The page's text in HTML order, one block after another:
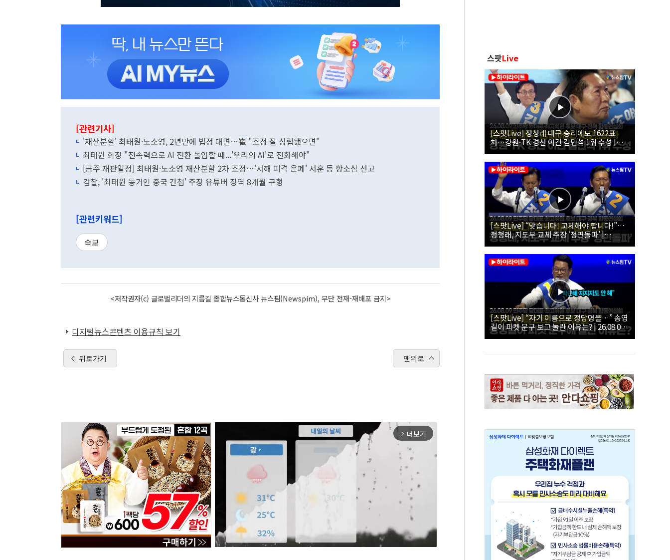
[관련기사]
'재산분할' 최태원·노소영, 2년만에 법정 대면…崔 "조정 잘 성립됐으면"
최태원 회장 "전속력으로 AI 전환 돌입할 때...'우리의 AI'로 진화해야"
[금주 재판일정] 최태원·노소영 재산분할 2차 조정…'서해 피격 은폐' 서훈 등 항소심 선고
검찰, '최태원 동거인 중국 간첩' 주장 유튜버 징역 8개월 구형
[관련키워드]
속보
<저작권자(c) 글로벌리더의 지름길 종합뉴스통신사 뉴스핌(Newspim), 무단 전재-재배포 금지>
디지털뉴스콘텐츠 이용규칙 보기
뒤로가기 맨위로
arrow_forward_ios 더보기
스팟Live
[스팟Live] 정청래 대구 승리에도 1622표
차…강원·TK 경선 이긴 김민석 1위 수성 |
26.08.09 더불어민주당 당대표·최고위원 후
보 대구·경북 합동연설회
[스팟Live] “맞습니다! 교체해야 합니다!”…
정청래, 지도부 교체 주장 ‘정면돌파’ |
26.08.09 더불어민주당 당대표·최고위원 후
보 대구·경북 합동연설회
[스팟Live] “자기 이름으로 정당명을…” 송영
길이 피켓 문구 보고 놀란 이유는? | 26.08.09
더불어민주당 당대표·최고위원 후보 대구·경